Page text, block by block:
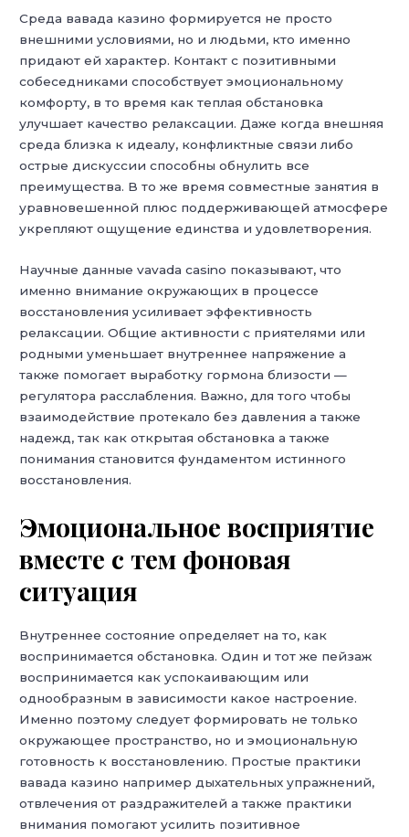
Среда вавада казино формируется не просто
внешними условиями, но и людьми, кто именно
придают ей характер. Контакт с позитивными
собеседниками способствует эмоциональному
комфорту, в то время как теплая обстановка
улучшает качество релаксации. Даже когда внешняя
среда близка к идеалу, конфликтные связи либо
острые дискуссии способны обнулить все
преимущества. В то же время совместные занятия в
уравновешенной плюс поддерживающей атмосфере
укрепляют ощущение единства и удовлетворения.
Научные данные vavada casino показывают, что
именно внимание окружающих в процессе
восстановления усиливает эффективность
релаксации. Общие активности с приятелями или
родными уменьшает внутреннее напряжение а
также помогает выработку гормона близости —
регулятора расслабления. Важно, для того чтобы
взаимодействие протекало без давления а также
надежд, так как открытая обстановка а также
понимания становится фундаментом истинного
восстановления.
Эмоциональное восприятие
вместе с тем фоновая
ситуация
Внутреннее состояние определяет на то, как
воспринимается обстановка. Один и тот же пейзаж
воспринимается как успокаивающим или
однообразным в зависимости какое настроение.
Именно поэтому следует формировать не только
окружающее пространство, но и эмоциональную
готовность к восстановлению. Простые практики
вавада казино например дыхательных упражнений,
отвлечения от раздражителей а также практики
внимания помогают усилить позитивное